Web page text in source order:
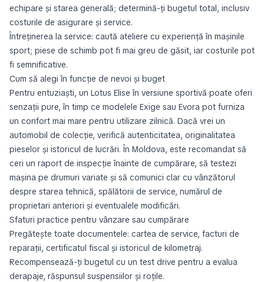
echipare și starea generală; determină-ți bugetul total, inclusiv
costurile de asigurare și service.
Întreținerea la service: caută ateliere cu experiență în mașinile
sport; piese de schimb pot fi mai greu de găsit, iar costurile pot
fi semnificative.
Cum să alegi în funcție de nevoi și buget
Pentru entuziaști, un Lotus Elise în versiune sportivă poate oferi
senzații pure, în timp ce modelele Exige sau Evora pot furniza
un confort mai mare pentru utilizare zilnică. Dacă vrei un
automobil de colecție, verifică autenticitatea, originalitatea
pieselor și istoricul de lucrări. În Moldova, este recomandat să
ceri un raport de inspecție înainte de cumpărare, să testezi
mașina pe drumuri variate și să comunici clar cu vânzătorul
despre starea tehnică, spălătorii de service, numărul de
proprietari anteriori și eventualele modificări.
Sfaturi practice pentru vânzare sau cumpărare
Pregătește toate documentele: cartea de service, facturi de
reparații, certificatul fiscal și istoricul de kilometraj.
Recompensează-ți bugetul cu un test drive pentru a evalua
derapaje, răspunsul suspensiilor și roțile.